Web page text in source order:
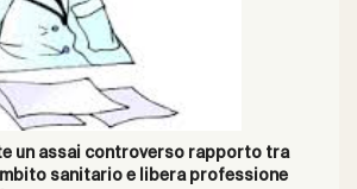
un assai controverso rapporto tra
sanitario e libera professione